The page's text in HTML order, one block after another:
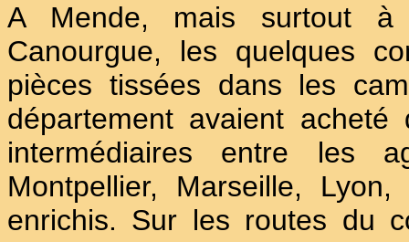
A Mende, mais surtout à
Canourgue, les quelques
pièces tissées dans les
département avaient
intermédiaires entre les
Montpellier, Marseille,
enrichis. Sur les routes du